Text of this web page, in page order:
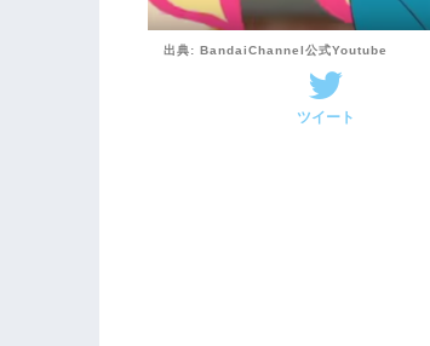
出典: BandaiChannel公式Youtube
ツイート